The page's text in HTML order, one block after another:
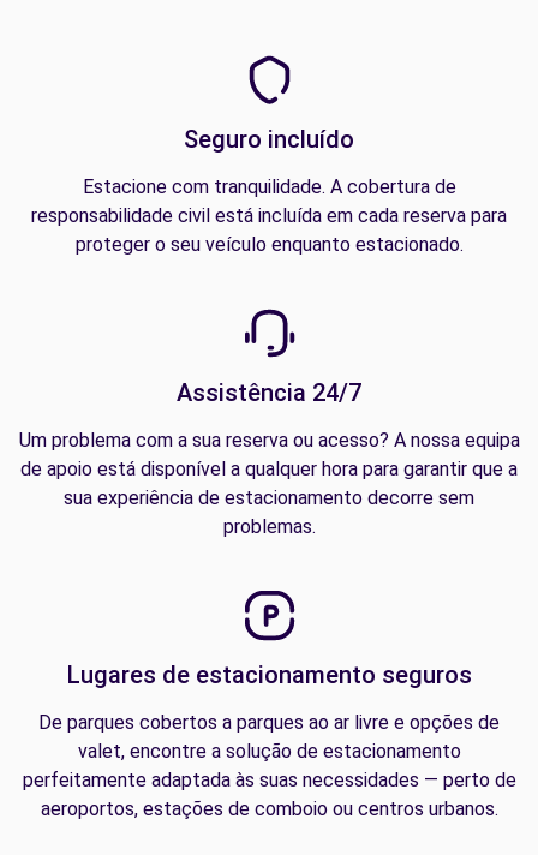
Seguro incluído
Estacione com tranquilidade. A cobertura de
responsabilidade civil está incluída em cada reserva para
proteger o seu veículo enquanto estacionado.
Assistência 24/7
Um problema com a sua reserva ou acesso? A nossa equipa
de apoio está disponível a qualquer hora para garantir que a
sua experiência de estacionamento decorre sem
problemas.
Lugares de estacionamento seguros
De parques cobertos a parques ao ar livre e opções de
valet, encontre a solução de estacionamento
perfeitamente adaptada às suas necessidades — perto de
aeroportos, estações de comboio ou centros urbanos.